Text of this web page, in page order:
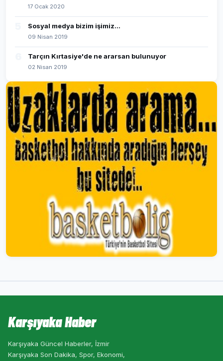
17 Ocak 2020
Sosyal medya bizim işimiz...
09 Nisan 2019
Tarçın Kırtasiye'de ne ararsan bulunuyor
02 Nisan 2019
Karşıyaka Haber
Karşıyaka Güncel Haberler, İzmir
Karşıyaka Son Dakika, Spor, Ekonomi,